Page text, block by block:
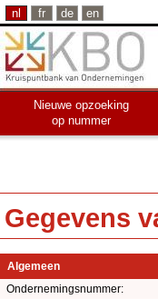
nl fr de en
Nieuwe opzoeking
op nummer
Gegevens
Algemeen
Ondernemingsnummer: